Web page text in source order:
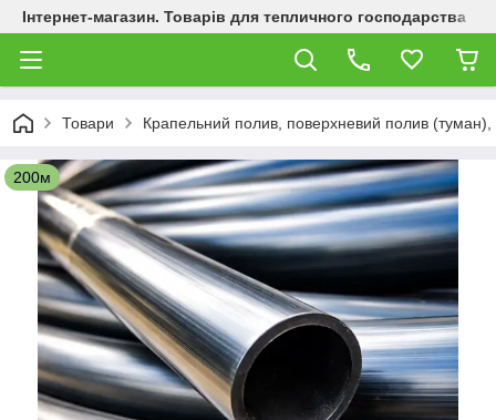
Інтернет-магазин. Товарів для тепличного господарства
Товари Крапельний полив, поверхневий полив (туман),
200м